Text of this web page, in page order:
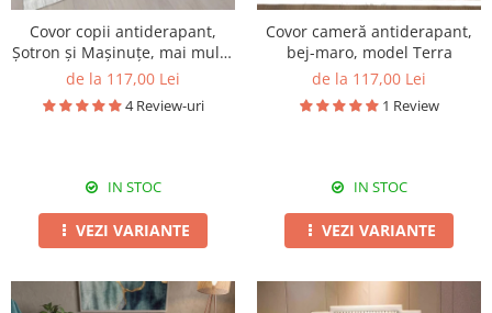
Covor copii antiderapant,
Șotron și Mașinuțe, mai multe
dimensiuni
de la 117,00 Lei
4 Review-uri
IN STOC
VEZI VARIANTE
Covor cameră antiderapant,
bej-maro, model Terra
de la 117,00 Lei
1 Review
IN STOC
VEZI VARIANTE